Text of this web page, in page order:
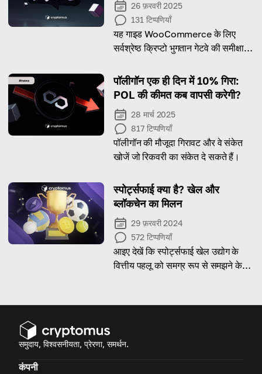
26 फ़रवरी 2025
131 टिप्पणियाँ
यह गाइड WooCommerce के लिए
सर्वश्रेष्ठ क्रिप्टो भुगतान गेटवे की समीक्षा
अनुसार सही विकल्प चुन सकें!
पॉलीगॉन एक ही दिन में 10% गिरा:
POL की कीमत कब वापसी करेगी?
28 मार्च 2025
817 टिप्पणियाँ
पॉलीगॉन की मौजूदा गिरावट और वे संकेत
खोजें जो रिकवरी का संकेत दे सकते हैं।
स्पोर्ट्सफाई क्या है? खेल और
ब्लॉकचेन का मिलन
29 फ़रवरी 2024
572 टिप्पणियाँ
आइए देखें कि स्पोर्ट्सफाई खेल उद्योग के
वित्तीय पहलू को समग्र रूप से समझने के
समुदाय, विश्वसनीयता, प्रेरणा, समर्थन.
कंपनी